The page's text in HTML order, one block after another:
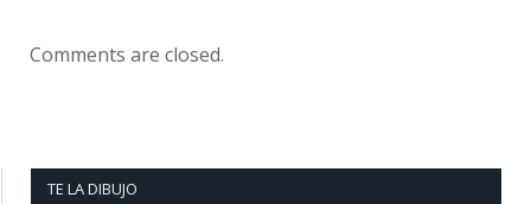
Comments are closed.
TE LA DIBUJO